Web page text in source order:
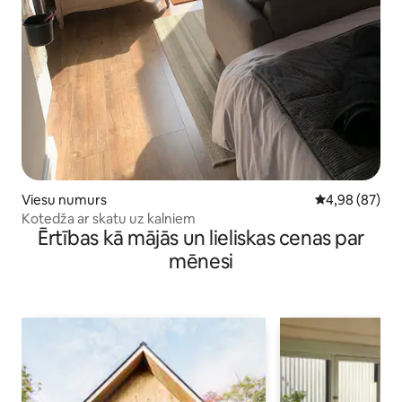
Viesu numurs Vidējais
4,98 (87)
Kotedža ar skatu uz kalniem
Ērtības kā mājās un lieliskas cenas par
mēnesi